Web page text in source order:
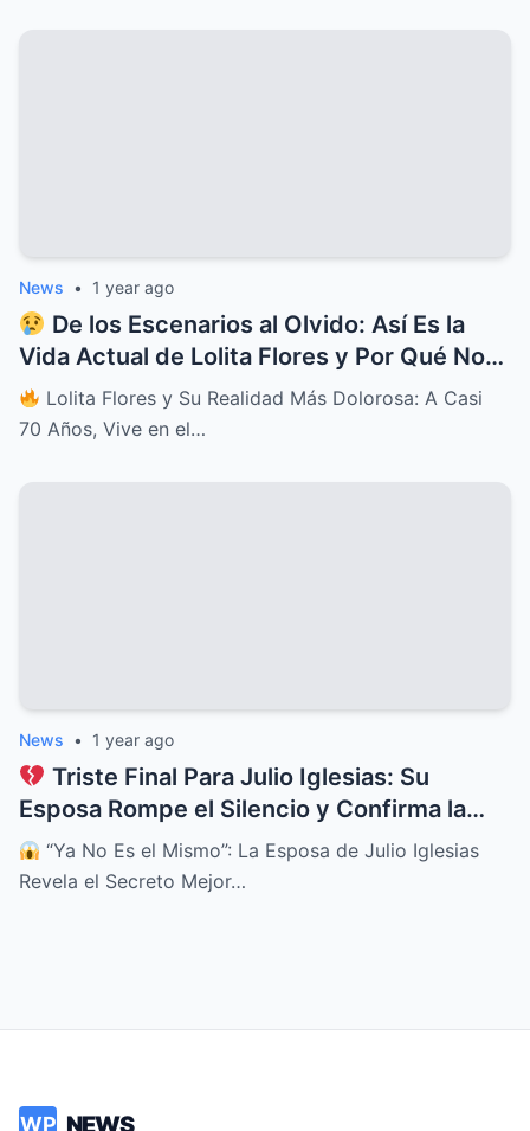
News • 1 year ago
De los Escenarios al Olvido: Así Es la
Vida Actual de Lolita Flores y Por Qué Nos
Parte el Alma
Lolita Flores y Su Realidad Más Dolorosa: A Casi
70 Años, Vive en el…
News • 1 year ago
Triste Final Para Julio Iglesias: Su
Esposa Rompe el Silencio y Confirma la
Dolorosa Verdad
“Ya No Es el Mismo”: La Esposa de Julio Iglesias
Revela el Secreto Mejor…
WP NEWS